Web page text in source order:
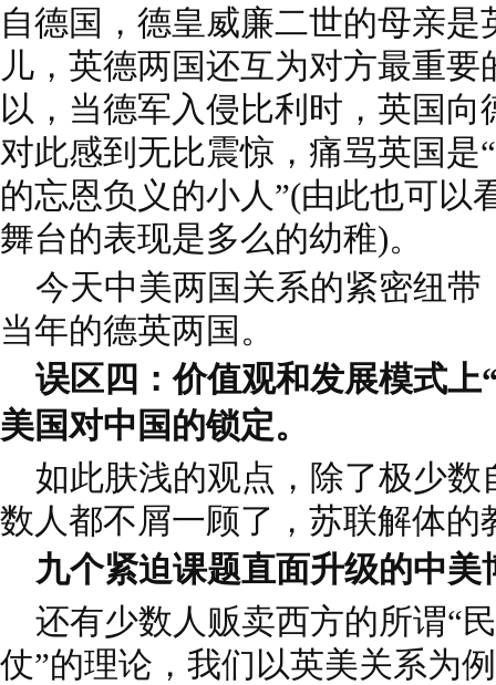
自德国，德皇威廉二世的母亲
儿，英德两国还互为对方最重
以，当德军入侵比利时，英国
对此感到无比震惊，痛骂英国是
的忘恩负义的小人”(由此也可以
舞台的表现是多么的幼稚)。
今天中美两国关系的紧密纽带
当年的德英两国。
误区四：价值观和发展模式上
美国对中国的锁定。
如此肤浅的观点，除了极少数
数人都不屑一顾了，苏联解体的
九个紧迫课题直面升级的中美
还有少数人贩卖西方的所谓“
仗”的理论，我们以英美关系为